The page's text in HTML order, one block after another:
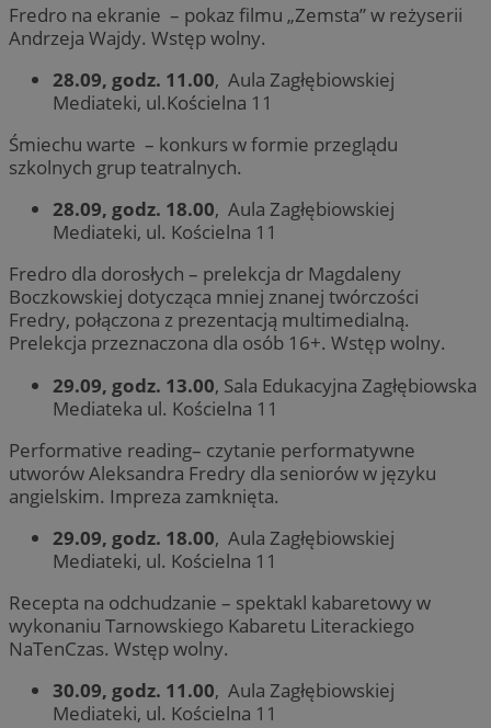
Fredro na ekranie – pokaz filmu „Zemsta” w reżyserii
Andrzeja Wajdy. Wstęp wolny.
28.09, godz. 11.00, Aula Zagłębiowskiej
Mediateki, ul.Kościelna 11
Śmiechu warte – konkurs w formie przeglądu
szkolnych grup teatralnych.
28.09, godz. 18.00, Aula Zagłębiowskiej
Mediateki, ul. Kościelna 11
Fredro dla dorosłych – prelekcja dr Magdaleny
Boczkowskiej dotycząca mniej znanej twórczości
Fredry, połączona z prezentacją multimedialną.
Prelekcja przeznaczona dla osób 16+. Wstęp wolny.
29.09, godz. 13.00, Sala Edukacyjna Zagłębiowska
Mediateka ul. Kościelna 11
Performative reading– czytanie performatywne
utworów Aleksandra Fredry dla seniorów w języku
angielskim. Impreza zamknięta.
29.09, godz. 18.00, Aula Zagłębiowskiej
Mediateki, ul. Kościelna 11
Recepta na odchudzanie – spektakl kabaretowy w
wykonaniu Tarnowskiego Kabaretu Literackiego
NaTenCzas. Wstęp wolny.
30.09, godz. 11.00, Aula Zagłębiowskiej
Mediateki, ul. Kościelna 11